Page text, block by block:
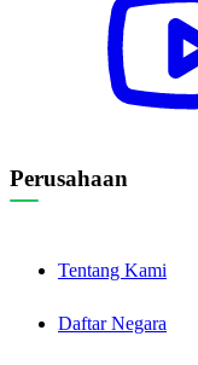
Perusahaan
Tentang Kami
Daftar Negara